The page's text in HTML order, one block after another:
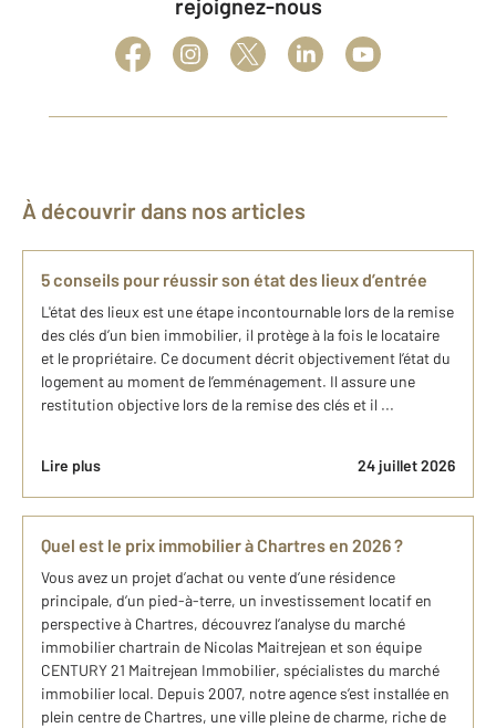
rejoignez-nous
À découvrir dans nos articles
5 conseils pour réussir son état des lieux d’entrée
L'état des lieux est une étape incontournable lors de la remise
des clés d’un bien immobilier, il protège à la fois le locataire
et le propriétaire. Ce document décrit objectivement l’état du
logement au moment de l’emménagement. Il assure une
restitution objective lors de la remise des clés et il ...
Lire plus 24 juillet 2026
Quel est le prix immobilier à Chartres en 2026 ?
Vous avez un projet d’achat ou vente d’une résidence
principale, d’un pied-à-terre, un investissement locatif en
perspective à Chartres, découvrez l’analyse du marché
immobilier chartrain de Nicolas Maitrejean et son équipe
CENTURY 21 Maitrejean Immobilier, spécialistes du marché
immobilier local. Depuis 2007, notre agence s’est installée en
plein centre de Chartres, une ville pleine de charme, riche de